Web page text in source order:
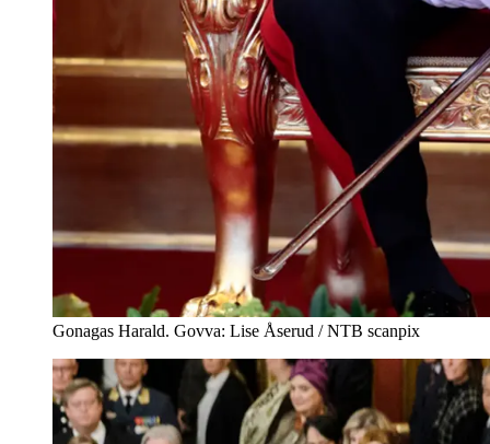
Gonagas Harald. Govva: Lise Åserud / NTB scanpix